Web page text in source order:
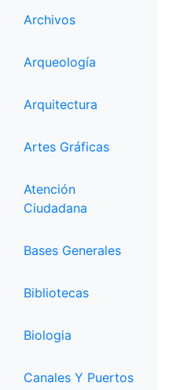
Archivos
Arqueología
Arquitectura
Artes Gráficas
Atención
Ciudadana
Bases Generales
Bibliotecas
Biologia
Canales Y Puertos